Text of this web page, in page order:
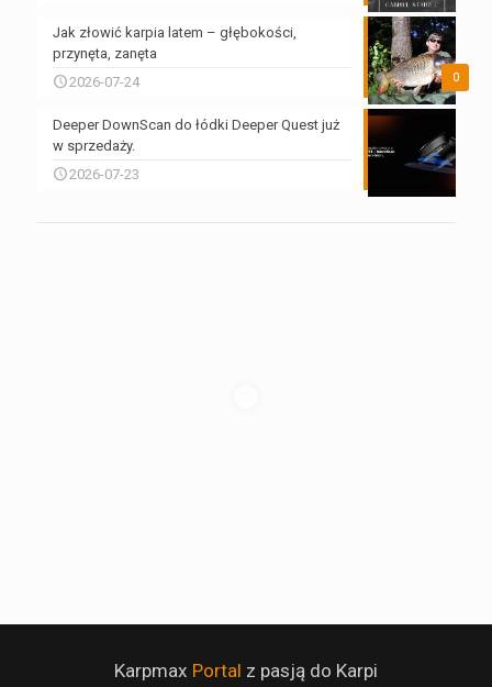
0
Jak złowić karpia latem – głębokości,
przynęta, zanęta
2026-07-24
Deeper DownScan do łódki Deeper Quest już
w sprzedaży.
2026-07-23
Karpmax Portal z pasją do Karpi